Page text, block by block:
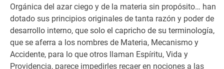
Orgánica del azar ciego y de la materia sin propósito… han
dotado sus principios originales de tanta razón y poder de
desarrollo interno, que solo el capricho de su terminología,
que se aferra a los nombres de Materia, Mecanismo y
Accidente, para lo que otros llaman Espíritu, Vida y
Providencia, parece impedirles recaer en nociones a las